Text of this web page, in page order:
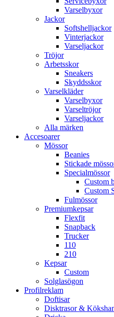
Varselbyxor
Jackor
Softshelljackor
Vinterjackor
Varseljackor
Tröjor
Arbetsskor
Sneakers
Skyddsskor
Varselkläder
Varselbyxor
Varseltröjor
Varseljackor
Alla märken
Accesoarer
Mössor
Beanies
Stickade
Specialmössor
Custom
Custom
Fulmössor
Premiumkepsar
Flexfit
Snapback
Trucker
110
210
Kepsar
Custom
Solglasögon
Profilreklam
Doftisar
Disktrasor &